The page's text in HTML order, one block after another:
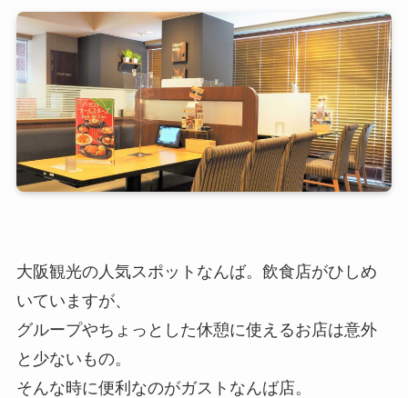
大阪観光の人気スポットなんば。飲食店がひしめ
いていますが、
グループやちょっとした休憩に使えるお店は意外
と少ないもの。
そんな時に便利なのがガストなんば店。